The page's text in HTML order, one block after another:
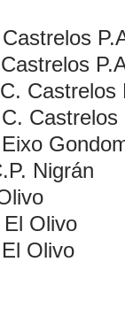
Castrelos
Castrelos
Nigrán
Olivo
Olivo